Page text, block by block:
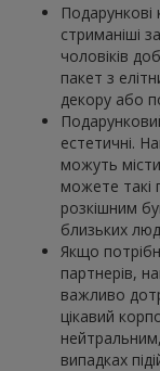
Подарункові
стриманіші
чоловіків
пакет з
декору або
естетичні.
можуть
можете такі
розкішним
близьких
Якщо
партнерів,
важливо
цікавий
випадках